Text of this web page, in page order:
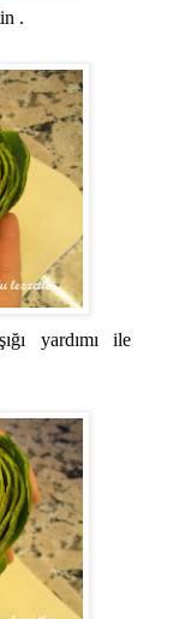
.
yardımı ile